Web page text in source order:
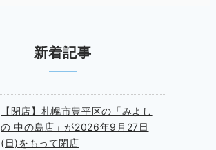
新着記事
【閉店】札幌市豊平区の「みよし
の 中の島店」が2026年9月27日
(日)をもって閉店